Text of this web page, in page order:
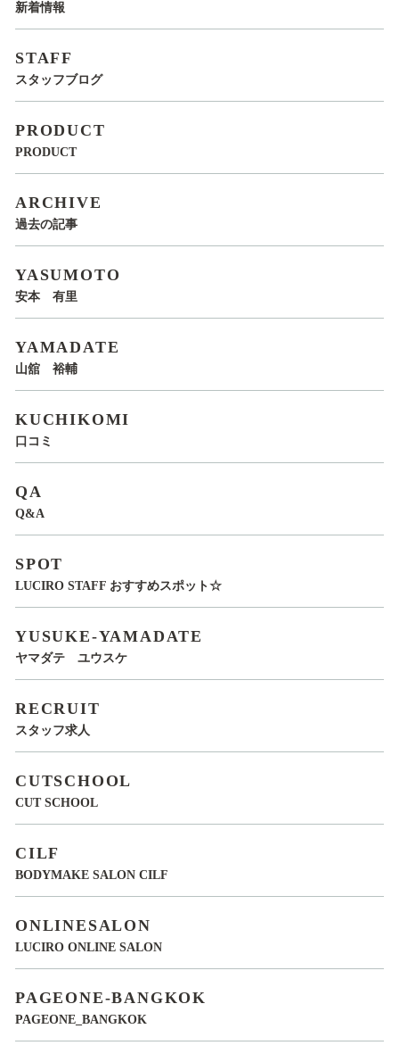
新着情報
STAFF
スタッフブログ
PRODUCT
PRODUCT
ARCHIVE
過去の記事
YASUMOTO
安本 有里
YAMADATE
山舘 裕輔
KUCHIKOMI
口コミ
QA
Q&A
SPOT
LUCIRO STAFF おすすめスポット☆
YUSUKE-YAMADATE
ヤマダテ ユウスケ
RECRUIT
スタッフ求人
CUTSCHOOL
CUT SCHOOL
CILF
BODYMAKE SALON CILF
ONLINESALON
LUCIRO ONLINE SALON
PAGEONE-BANGKOK
PAGEONE_BANGKOK